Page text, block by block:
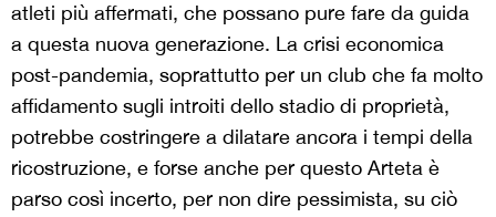
atleti più affermati, che possano pure fare da guida
a questa nuova generazione. La crisi economica
post-pandemia, soprattutto per un club che fa molto
affidamento sugli introiti dello stadio di proprietà,
potrebbe costringere a dilatare ancora i tempi della
ricostruzione, e forse anche per questo Arteta è
parso così incerto, per non dire pessimista, su ciò